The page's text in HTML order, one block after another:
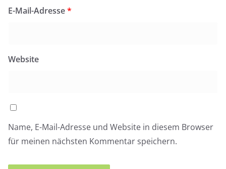
E-Mail-Adresse*
Website
Name, E-Mail-Adresse und Website in diesem Browser
für meinen nächsten Kommentar speichern.